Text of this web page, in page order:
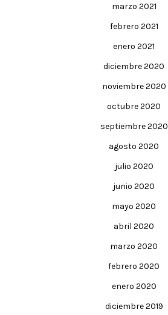
marzo 2021
febrero 2021
enero 2021
diciembre 2020
noviembre 2020
octubre 2020
septiembre 2020
agosto 2020
julio 2020
junio 2020
mayo 2020
abril 2020
marzo 2020
febrero 2020
enero 2020
diciembre 2019